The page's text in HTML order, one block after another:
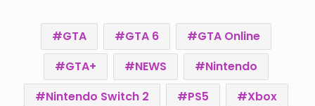
GTA GTA 6
GTA Online
GTA+
NEWS
Nintendo
Nintendo Switch 2
PS5
Xbox